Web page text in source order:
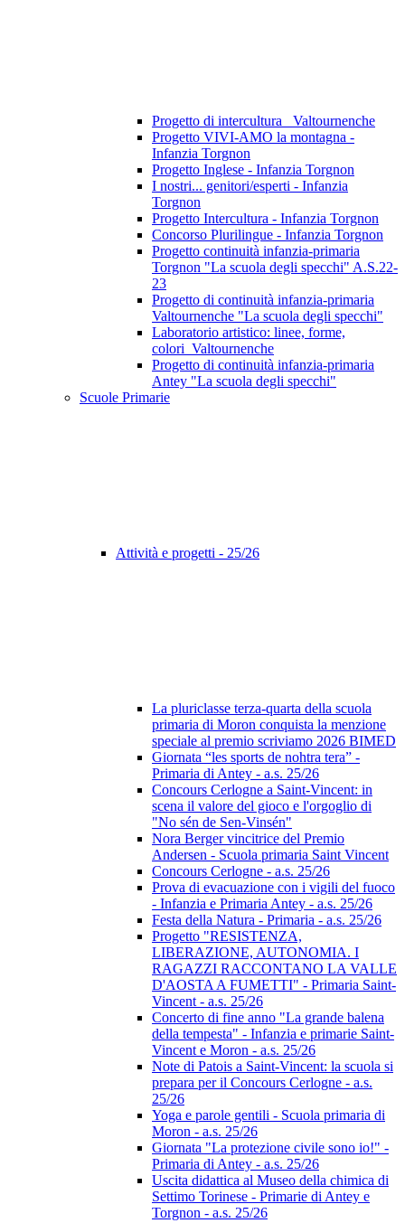
Progetto di intercultura_ Valtournenche
Progetto VIVI-AMO la montagna -
Infanzia Torgnon
Progetto Inglese - Infanzia Torgnon
I nostri... genitori/esperti - Infanzia
Torgnon
Progetto Intercultura - Infanzia Torgnon
Concorso Plurilingue - Infanzia Torgnon
Progetto continuità infanzia-primaria
Torgnon "La scuola degli specchi" A.S.22-
23
Progetto di continuità infanzia-primaria
Valtournenche "La scuola degli specchi"
Laboratorio artistico: linee, forme,
colori_Valtournenche
Progetto di continuità infanzia-primaria
Antey "La scuola degli specchi"
Scuole Primarie
Attività e progetti - 25/26
La pluriclasse terza-quarta della scuola
primaria di Moron conquista la menzione
speciale al premio scriviamo 2026 BIMED
Giornata “les sports de nohtra tera” -
Primaria di Antey - a.s. 25/26
Concours Cerlogne a Saint-Vincent: in
scena il valore del gioco e l'orgoglio di
"No sén de Sen-Vinsén"
Nora Berger vincitrice del Premio
Andersen - Scuola primaria Saint Vincent
Concours Cerlogne - a.s. 25/26
Prova di evacuazione con i vigili del fuoco
- Infanzia e Primaria Antey - a.s. 25/26
Festa della Natura - Primaria - a.s. 25/26
Progetto "RESISTENZA,
LIBERAZIONE, AUTONOMIA. I
RAGAZZI RACCONTANO LA VALLE
D'AOSTA A FUMETTI" - Primaria Saint-
Vincent - a.s. 25/26
Concerto di fine anno "La grande balena
della tempesta" - Infanzia e primarie Saint-
Vincent e Moron - a.s. 25/26
Note di Patois a Saint-Vincent: la scuola si
prepara per il Concours Cerlogne - a.s.
25/26
Yoga e parole gentili - Scuola primaria di
Moron - a.s. 25/26
Giornata "La protezione civile sono io!" -
Primaria di Antey - a.s. 25/26
Uscita didattica al Museo della chimica di
Settimo Torinese - Primarie di Antey e
Torgnon - a.s. 25/26